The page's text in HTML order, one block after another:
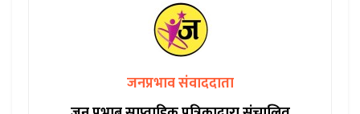
जनप्रभाव संवाददाता